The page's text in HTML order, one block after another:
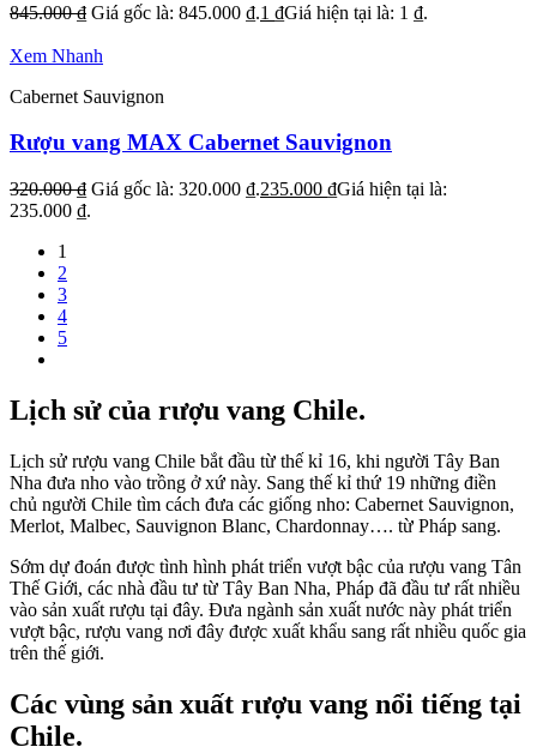
845.000₫ Giá gốc là: 845.000 ₫.1 ₫Giá hiện tại là: 1 ₫.
Xem Nhanh
Cabernet Sauvignon
Rượu vang MAX Cabernet Sauvignon
320.000₫ Giá gốc là: 320.000 ₫.235.000 ₫Giá hiện tại là:
235.000 ₫.
1
2
3
4
5
Lịch sử của rượu vang Chile.
Lịch sử rượu vang Chile bắt đầu từ thế kỉ 16, khi người Tây Ban
Nha đưa nho vào trồng ở xứ này. Sang thế kỉ thứ 19 những điền
chủ người Chile tìm cách đưa các giống nho: Cabernet Sauvignon,
Merlot, Malbec, Sauvignon Blanc, Chardonnay…. từ Pháp sang.
Sớm dự đoán được tình hình phát triển vượt bậc của rượu vang Tân
Thế Giới, các nhà đầu tư từ Tây Ban Nha, Pháp đã đầu tư rất nhiều
vào sản xuất rượu tại đây. Đưa ngành sản xuất nước này phát triển
vượt bậc, rượu vang nơi đây được xuất khẩu sang rất nhiều quốc gia
trên thế giới.
Các vùng sản xuất rượu vang nổi tiếng tại
Chile.